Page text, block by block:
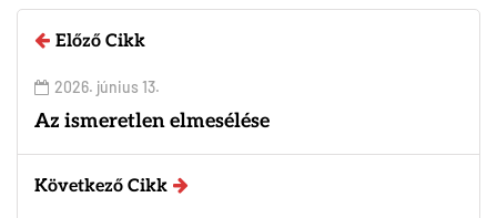
Előző Cikk
2026. június 13.
Az ismeretlen elmesélése
Következő Cikk